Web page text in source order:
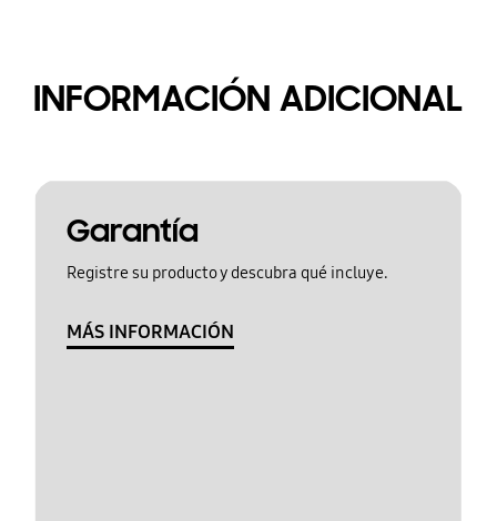
INFORMACIÓN ADICIONAL
Garantía
Registre su producto y descubra qué incluye.
MÁS INFORMACIÓN